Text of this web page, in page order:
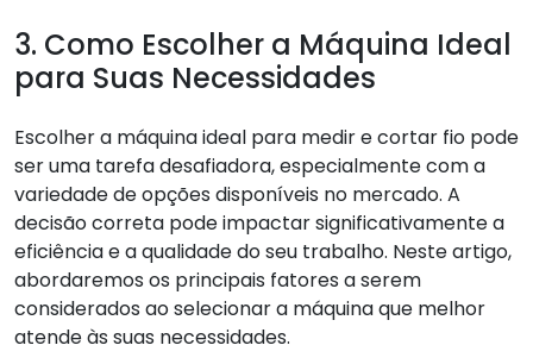
3. Como Escolher a Máquina Ideal
para Suas Necessidades
Escolher a máquina ideal para medir e cortar fio pode
ser uma tarefa desafiadora, especialmente com a
variedade de opções disponíveis no mercado. A
decisão correta pode impactar significativamente a
eficiência e a qualidade do seu trabalho. Neste artigo,
abordaremos os principais fatores a serem
considerados ao selecionar a máquina que melhor
atende às suas necessidades.